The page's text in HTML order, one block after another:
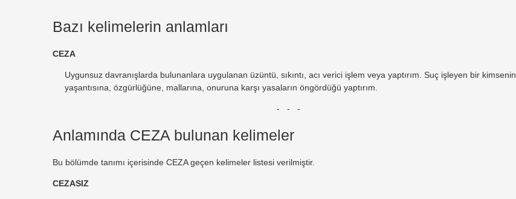
Bazı kelimelerin anlamları
CEZA
Uygunsuz davranışlarda bulunanlara uygulanan üzüntü, sıkıntı, acı verici işlem veya yaptırım. Suç işleyen bir kimsenin
yaşantısına, özgürlüğüne, mallarına, onuruna karşı yasaların öngördüğü yaptırım.
- - -
Anlamında CEZA bulunan kelimeler
Bu bölümde tanımı içerisinde CEZA geçen kelimeler listesi verilmiştir.
CEZASIZ